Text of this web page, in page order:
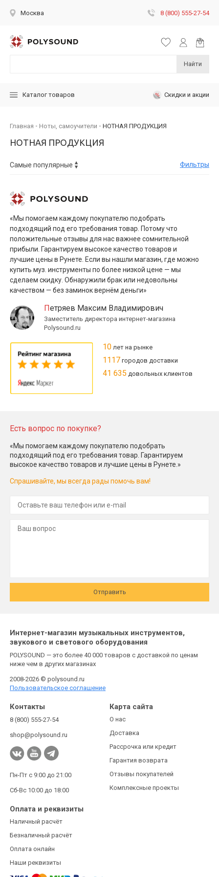
Москва 8 (800) 555-27-54
Найти
Каталог товаров Скидки и акции
Главная Ноты, самоучители НОТНАЯ ПРОДУКЦИЯ
НОТНАЯ ПРОДУКЦИЯ
Фильтры
«Мы помогаем каждому покупателю подобрать
подходящий под его требования товар. Потому что
положительные отзывы для нас важнее сомнительной
прибыли. Гарантируем высокое качество товаров и
лучшие цены в Рунете. Если вы нашли магазин, где можно
купить муз. инструменты по более низкой цене — мы
сделаем скидку. Обнаружили брак или недовольны
качеством — без заминок вернём деньги»
Петряев Максим Владимирович
Заместитель директора интернет-магазина
Polysound.ru
10 лет на рынке
1117 городов доставки
41 635 довольных клиентов
Есть вопрос по покупке?
«Мы помогаем каждому покупателю подобрать
подходящий под его требования товар. Гарантируем
высокое качество товаров и лучшие цены в Рунете.»
Спрашивайте, мы всегда рады помочь вам!
Отправить
Интернет-магазин музыкальных инструментов,
звукового и светового оборудования
POLYSOUND — это более 40 000 товаров с доставкой по ценам
ниже чем в других магазинах
2008-2026 © polysound.ru
Пользовательское соглашение
Контакты
8 (800) 555-27-54
shop@polysound.ru
Пн-Пт с 9:00 до 21:00
Сб-Вс 10:00 до 18:00
Карта сайта
О нас
Доставка
Рассрочка или кредит
Гарантия возврата
Отзывы покупателей
Комплексные проекты
Оплата и реквизиты
Наличный расчёт
Безналичный расчёт
Оплата онлайн
Наши реквизиты